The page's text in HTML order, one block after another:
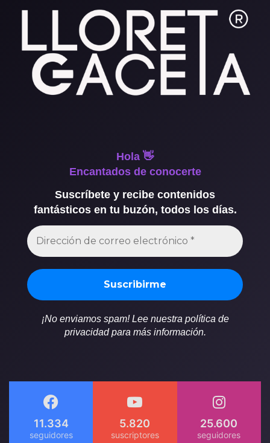
Hola 👋
Encantados de conocerte
Suscríbete y recibe contenidos
fantásticos en tu buzón, todos los días.
¡No enviamos spam! Lee nuestra política de
privacidad para más información.
11.334 5.820 25.600